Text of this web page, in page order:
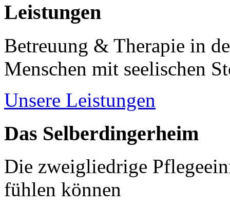
Leistungen
Betreuung & Therapie in
Menschen mit seelischen
Unsere Leistungen
Das Selberdingerheim
Die zweigliedrige
fühlen können